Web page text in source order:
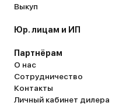
Выкуп
Юр. лицам и ИП
Партнёрам
О нас
Сотрудничество
Контакты
Личный кабинет дилера